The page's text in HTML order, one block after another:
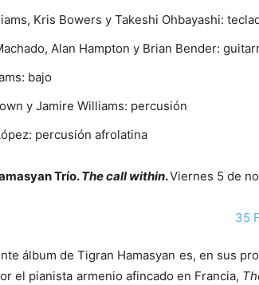
Kris Bowers y Takeshi Ohbayashi:
Alan Hampton y Brian Bender:
bajo
y Jamire Williams: percusión
percusión afrolatina
Trío.The call within.Viernes 5 de
álbum de Tigran Hamasyan es, en sus
el pianista armenio afincado en Francia,